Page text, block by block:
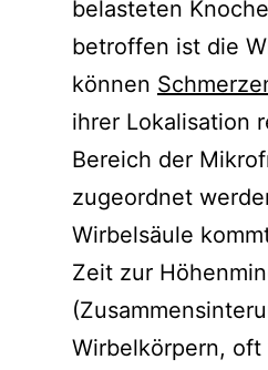
belasteten
betroffen ist die
können
ihrer Lokalisation
Bereich der
zugeordnet
Wirbelsäule
Zeit zur
Wirbelkörpern,